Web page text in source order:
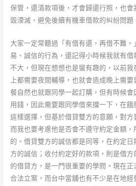
保管，還清款項後，才會歸還行照，也
毀湮滅，避免後續有機車借款的糾紛問題
大家一定常聽過「有借有還，再借不難。
易、誠信的行為，還記得小時候我就有
不大，但現在想想也是蠻有趣的，以前
上都需要夜間輔導，也就會造成晚上需
餐自然也就跟同學一起訂購，但有時候
用錢，因此需要跟同學借來擋一下，在
這樣選擇，但基於借貸雙方的意願，對方
而我也要考慮他是否會不遵守約定金額
的。借貸雙方的誠信都是同等，在約定
方的誠信；收付約定好的款項，則是借方
的借貸方，是一門很重要的學問。現在
合法立案，而台中當舖也有不少是在地